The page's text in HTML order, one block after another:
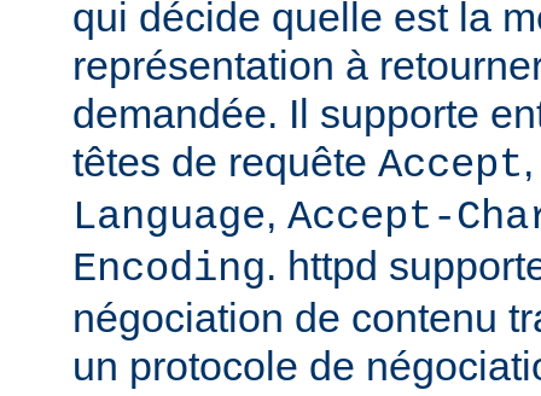
qui décide quelle est la
représentation à
demandée. Il supporte
têtes de requête Accept
Language, Accept-
Encoding. httpd
négociation de contenu
un protocole de